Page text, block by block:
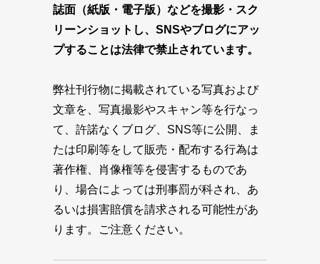
誌面（紙版・電子版）などを撮影・スク
リーンショットし、SNSやブログにアッ
プすることは法律で禁止されています。
弊社刊行物に掲載されている写真および
文章を、写真撮影やスキャン等を行なっ
て、許諾なくブログ、SNS等に公開、ま
たは印刷等をして販売・配布する行為は
著作権、肖像権等を侵害するものであ
り、場合によっては刑事罰が科され、あ
るいは損害賠償を請求される可能性があ
ります。ご注意ください。